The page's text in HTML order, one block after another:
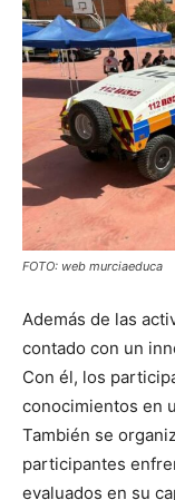
FOTO: web murciaeduca
Además de las
contado con un
Con él, los
conocimientos en
También se
participantes
evaluados en su